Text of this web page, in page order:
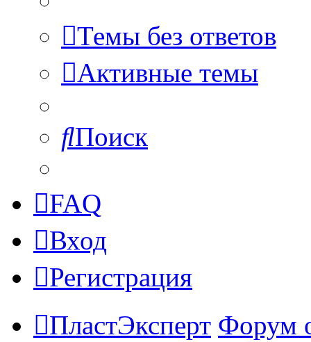
Темы без ответов
Активные темы
Поиск
FAQ
Вход
Регистрация
ПластЭксперт Форум